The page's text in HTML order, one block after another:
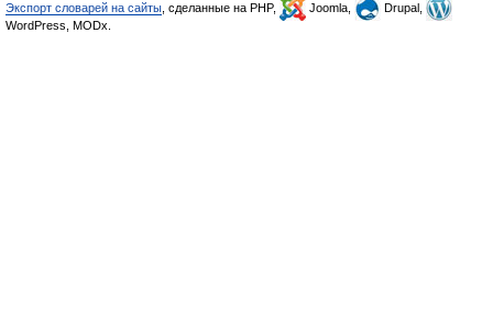
Экспорт словарей на сайты , сделанные на PHP, Joomla,
Drupal,
WordPress, MODx.